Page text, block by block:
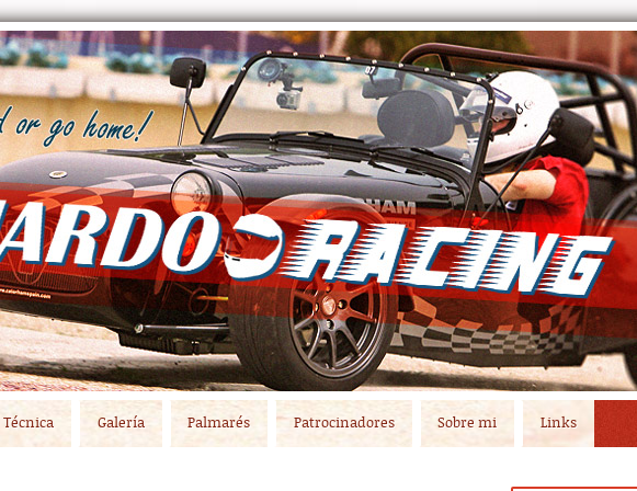
Técnica Galería Palmarés Patrocinadores Sobre mi Links